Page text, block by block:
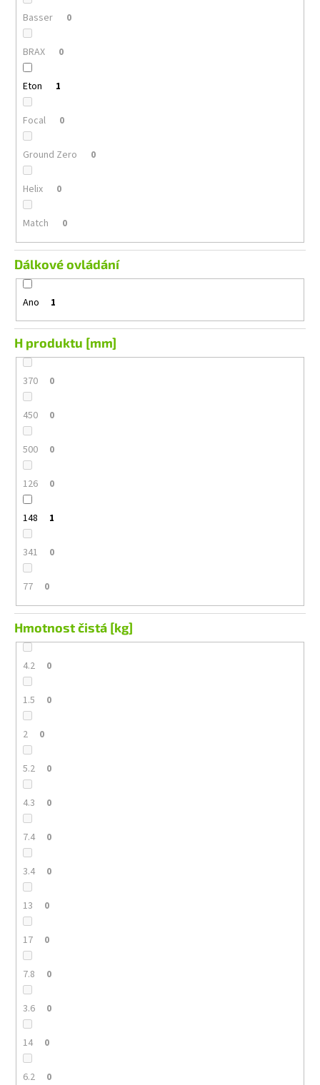
Basser 0
BRAX 0
Eton 1
Focal 0
Ground Zero 0
Helix 0
Match 0
Dálkové ovládání
Ano 1
H produktu [mm]
370 0
450 0
500 0
126 0
148 1
341 0
77 0
Hmotnost čistá [kg]
4.2 0
1.5 0
2 0
5.2 0
4.3 0
7.4 0
3.4 0
13 0
17 0
7.8 0
3.6 0
14 0
6.2 0